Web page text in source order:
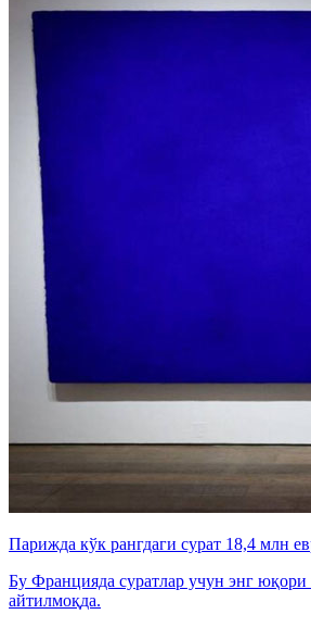
Парижда кўк рангдаги сурат 18,4 млн
Бу Францияда суратлар учун энг юқори
айтилмоқда.